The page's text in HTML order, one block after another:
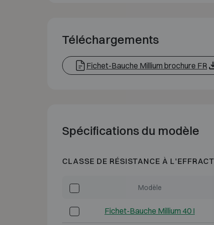
Téléchargements
Fichet-Bauche Millium brochure FR
Spécifications du modèle
CLASSE DE RÉSISTANCE À
Modèle
Fichet-Bauche Millium 40 I